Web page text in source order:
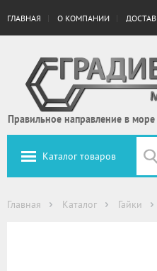
ГЛАВНАЯ О КОМПАНИИ
Правильное направление в
Каталог товаров
Главная Каталог Гайки